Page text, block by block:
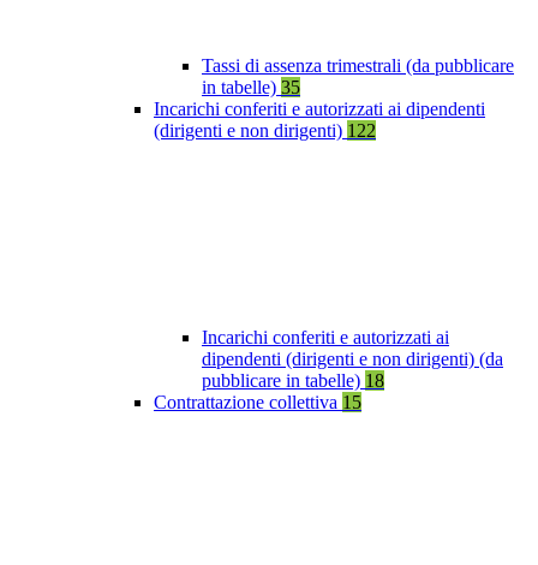
Tassi di assenza trimestrali (da pubblicare
in tabelle) 35
Incarichi conferiti e autorizzati ai dipendenti
(dirigenti e non dirigenti) 122
Incarichi conferiti e autorizzati ai
dipendenti (dirigenti e non dirigenti) (da
pubblicare in tabelle) 18
Contrattazione collettiva 15